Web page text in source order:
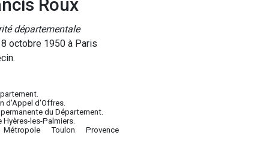
Roux
départementale
octobre 1950 à Paris
d'Appel d'Offres.
du Département.
les-Palmiers.
Toulon Provence